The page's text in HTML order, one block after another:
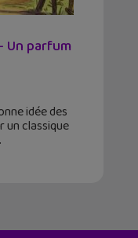
Un parfum
idée des
un classique